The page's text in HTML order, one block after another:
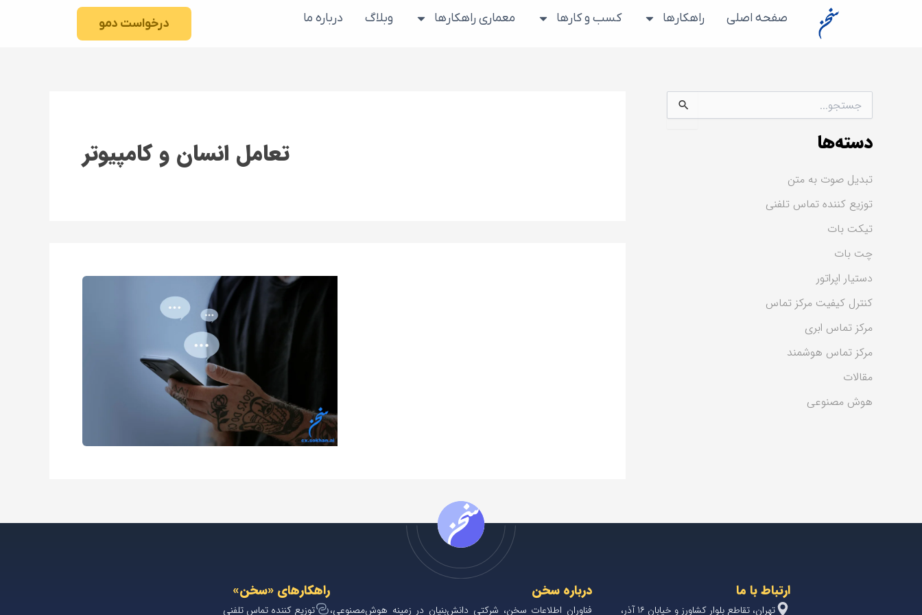
صفحه اصلی راهکارها کسب و کارها معماری راهکارها وبلاگ درباره ما درخواست دمو
س
ج
ب
ر
ا
ی
:
دسته‌ها
تبدیل صوت به متن
توزیع کننده تماس تلفنی
تیکت بات
چت بات
دستیار اپراتور
کنترل کیفیت مرکز تماس
مرکز تماس ابری
مرکز تماس هوشمند
مقالات
هوش مصنوعی
تعامل انسان و کامپیوتر
ارتباط با ما
تهران، تقاطع بلوار کشاورز و خیابان 1۶ آذر،
درباره سخن
فناوران اطلاعات سخن، شرکتی دانش‌بنیان در زمینه هوش‌مصنوعی،
راهکارهای «سخن»
توزیع کننده تماس تلفنی